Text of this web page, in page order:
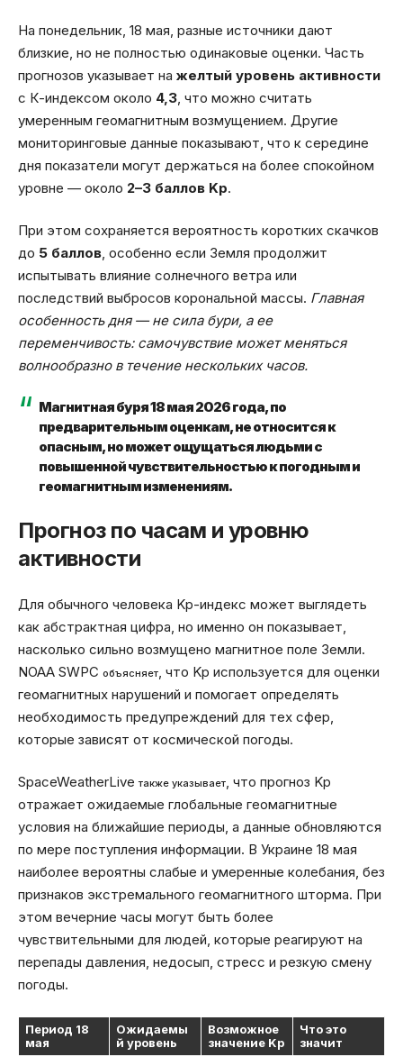
На понедельник, 18 мая, разные источники дают
близкие, но не полностью одинаковые оценки. Часть
прогнозов указывает на желтый уровень активности
с К-индексом около 4,3 , что можно считать
умеренным геомагнитным возмущением. Другие
мониторинговые данные показывают, что к середине
дня показатели могут держаться на более спокойном
уровне — около 2–3 баллов Kp.
При этом сохраняется вероятность коротких скачков
до 5 баллов, особенно если Земля продолжит
испытывать влияние солнечного ветра или
последствий выбросов корональной массы. Главная
особенность дня — не сила бури, а ее
переменчивость: самочувствие может меняться
волнообразно в течение нескольких часов.
Магнитная буря 18 мая 2026 года, по
предварительным оценкам, не относится к
опасным, но может ощущаться людьми с
повышенной чувствительностью к погодным и
геомагнитным изменениям.
Прогноз по часам и уровню
активности
Для обычного человека Kp-индекс может выглядеть
как абстрактная цифра, но именно он показывает,
насколько сильно возмущено магнитное поле Земли.
NOAA SWPC объясняет , что Kp используется для оценки
геомагнитных нарушений и помогает определять
необходимость предупреждений для тех сфер,
которые зависят от космической погоды.
SpaceWeatherLiveтакже указывает, что прогноз Kp
отражает ожидаемые глобальные геомагнитные
условия на ближайшие периоды, а данные обновляются
по мере поступления информации. В Украине 18 мая
наиболее вероятны слабые и умеренные колебания, без
признаков экстремального геомагнитного шторма. При
этом вечерние часы могут быть более
чувствительными для людей, которые реагируют на
перепады давления, недосып, стресс и резкую смену
погоды.
Период 18
мая
Ожидаемы
й уровень
Возможное
значение Kp
Что это
значит